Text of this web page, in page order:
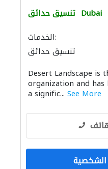
تنسيق حدائق Dubai
الخدمات:
تنسيق حدائق
Desert Landscape is
organization and
a signific... See More